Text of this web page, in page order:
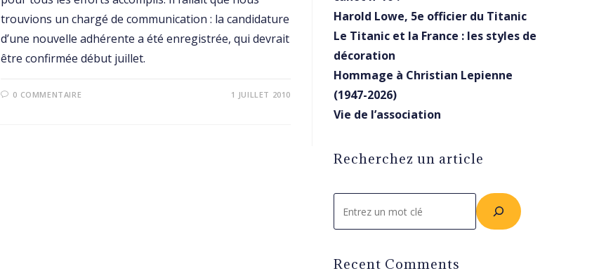
trouvions un chargé de communication : la candidature
d’une nouvelle adhérente a été enregistrée, qui devrait
être confirmée début juillet.
0 COMMENTAIRE 1 JUILLET 2010
Harold Lowe, 5e officier du Titanic
Le Titanic et la France : les styles de
décoration
Hommage à Christian Lepienne
(1947-2026)
Vie de l’association
Recherchez un article
Recent Comments